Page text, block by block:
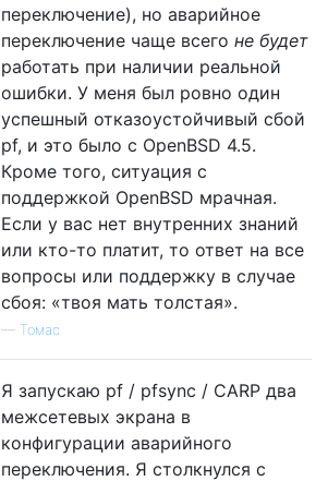
переключение), но аварийное
переключение чаще всего не будет
работать при наличии реальной
ошибки. У меня был ровно один
успешный отказоустойчивый сбой
pf, и это было с OpenBSD 4.5.
Кроме того, ситуация с
поддержкой OpenBSD мрачная.
Если у вас нет внутренних знаний
или кто-то платит, то ответ на все
вопросы или поддержку в случае
сбоя: «твоя мать толстая».
— Томас
Я запускаю pf / pfsync / CARP два
межсетевых экрана в
конфигурации аварийного
переключения. Я столкнулся с